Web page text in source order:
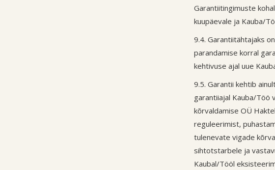
Garantiitingimuste
kuupäevale ja Kauba/
9.4. Garantiitähtajaks
parandamise korral
kehtivuse ajal uue
9.5. Garantii kehtib
garantiiajal Kauba/Töö
kõrvaldamise OÜ
reguleerimist,
tulenevate vigade
sihtotstarbele ja
Kaubal/Tööl